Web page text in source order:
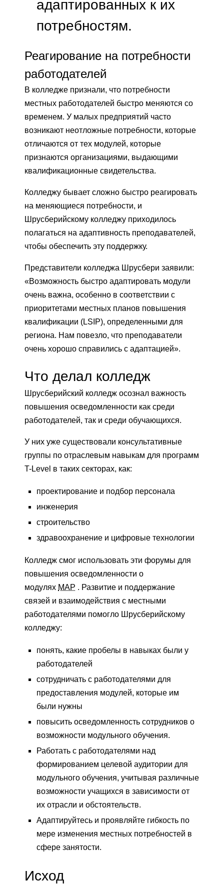
адаптированных к их
потребностям.
Реагирование на потребности
работодателей
В колледже признали, что потребности
местных работодателей быстро меняются со
временем. У малых предприятий часто
возникают неотложные потребности, которые
отличаются от тех модулей, которые
признаются организациями, выдающими
квалификационные свидетельства.
Колледжу бывает сложно быстро реагировать
на меняющиеся потребности, и
Шрусберийскому колледжу приходилось
полагаться на адаптивность преподавателей,
чтобы обеспечить эту поддержку.
Представители колледжа Шрусбери заявили:
«Возможность быстро адаптировать модули
очень важна, особенно в соответствии с
приоритетами местных планов повышения
квалификации (LSIP), определенными для
региона. Нам повезло, что преподаватели
очень хорошо справились с адаптацией».
Что делал колледж
Шрусберийский колледж осознал важность
повышения осведомленности как среди
работодателей, так и среди обучающихся.
У них уже существовали консультативные
группы по отраслевым навыкам для программ
T-Level в таких секторах, как:
проектирование и подбор персонала
инженерия
строительство
здравоохранение и цифровые технологии
Колледж смог использовать эти форумы для
повышения осведомленности о
модулях MAP . Развитие и поддержание
связей и взаимодействия с местными
работодателями помогло Шрусберийскому
колледжу:
понять, какие пробелы в навыках были у
работодателей
сотрудничать с работодателями для
предоставления модулей, которые им
были нужны
повысить осведомленность сотрудников о
возможности модульного обучения.
Работать с работодателями над
формированием целевой аудитории для
модульного обучения, учитывая различные
возможности учащихся в зависимости от
их отрасли и обстоятельств.
Адаптируйтесь и проявляйте гибкость по
мере изменения местных потребностей в
сфере занятости.
Исход